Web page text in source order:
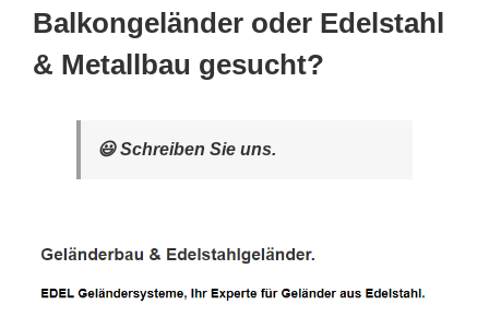
Balkongeländer oder Edelstahl
& Metallbau gesucht?
😃 Schreiben Sie uns.